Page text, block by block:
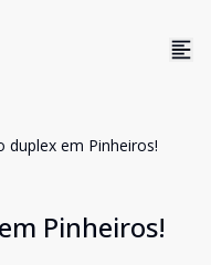
duplex em Pinheiros!
Pinheiros!